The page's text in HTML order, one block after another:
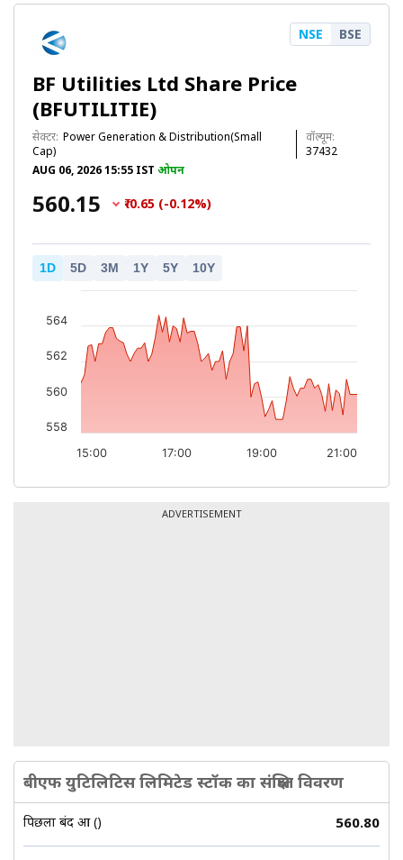
BF Utilities Ltd Share Price
(BFUTILITIE)
सेक्टर: Power Generation & Distribution(Small
Cap)
वॉल्यूम:
37432
AUG 06, 2026 15:55 IST ओपन
NSE BSE
₹560.15 ₹-0.65 (-0.12%)
1D 5D 3M 1Y 5Y 10Y
15:00 17:00 19:00 21:00
558
560
562
564
ADVERTISEMENT
बीएफ युटिलिटिस लिमिटेड स्टॉक का संक्षिप्त विवरण
पिछला बंद हुआ (₹) 560.80